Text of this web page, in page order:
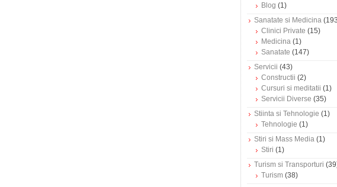
Blog (1)
Sanatate si Medicina
Clinici Private (15)
Medicina (1)
Sanatate (147)
Servicii (43)
Constructii (2)
Cursuri si meditatii (1)
Servicii Diverse (35)
Stiinta si Tehnologie (1)
Tehnologie (1)
Stiri si Mass Media (1)
Stiri (1)
Turism si Transporturi
Turism (38)